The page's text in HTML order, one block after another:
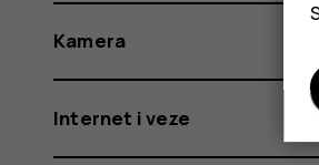
Kamera
Internet i veze